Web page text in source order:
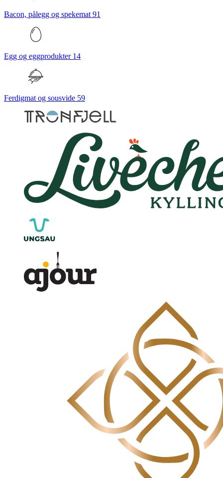
Bacon, pålegg og spekemat 91
Egg og eggprodukter 14
Ferdigmat og sousvide 59